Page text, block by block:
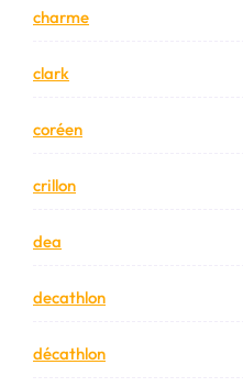
charme
clark
coréen
crillon
dea
decathlon
décathlon